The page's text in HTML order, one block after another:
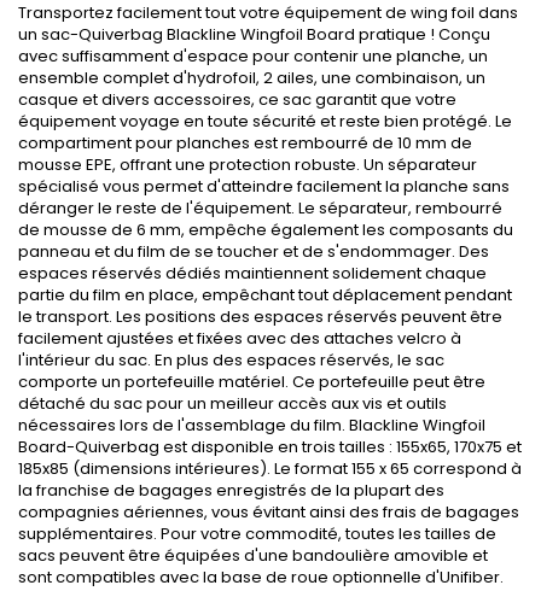
Transportez facilement tout votre équipement de wing foil dans
un sac-Quiverbag Blackline Wingfoil Board pratique ! Conçu
avec suffisamment d'espace pour contenir une planche, un
ensemble complet d'hydrofoil, 2 ailes, une combinaison, un
casque et divers accessoires, ce sac garantit que votre
équipement voyage en toute sécurité et reste bien protégé. Le
compartiment pour planches est rembourré de 10 mm de
mousse EPE, offrant une protection robuste. Un séparateur
spécialisé vous permet d'atteindre facilement la planche sans
déranger le reste de l'équipement. Le séparateur, rembourré
de mousse de 6 mm, empêche également les composants du
panneau et du film de se toucher et de s'endommager. Des
espaces réservés dédiés maintiennent solidement chaque
partie du film en place, empêchant tout déplacement pendant
le transport. Les positions des espaces réservés peuvent être
facilement ajustées et fixées avec des attaches velcro à
l'intérieur du sac. En plus des espaces réservés, le sac
comporte un portefeuille matériel. Ce portefeuille peut être
détaché du sac pour un meilleur accès aux vis et outils
nécessaires lors de l'assemblage du film. Blackline Wingfoil
Board-Quiverbag est disponible en trois tailles : 155x65, 170x75 et
185x85 (dimensions intérieures). Le format 155 x 65 correspond à
la franchise de bagages enregistrés de la plupart des
compagnies aériennes, vous évitant ainsi des frais de bagages
supplémentaires. Pour votre commodité, toutes les tailles de
sacs peuvent être équipées d'une bandoulière amovible et
sont compatibles avec la base de roue optionnelle d'Unifiber.